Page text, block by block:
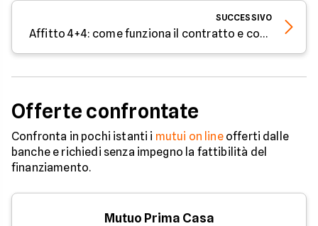
SUCCESSIVO
Affitto 4+4: come funziona il contratto e cosa sapere
Offerte confrontate
Confronta in pochi istanti i mutui on lineofferti dalle
banche e richiedi senza impegno la fattibilità del
finanziamento.
Mutuo Prima Casa